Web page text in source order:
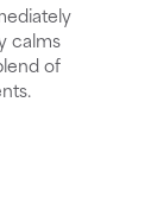
calms
of